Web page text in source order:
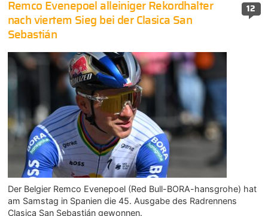
12
Remco Evenepoel alleiniger Rekordhalter
nach viertem Sieg bei der Clasica San
Sebastián
Der Belgier Remco Evenepoel (Red Bull-BORA-hansgrohe) hat
am Samstag in Spanien die 45. Ausgabe des Radrennens
Clasica San Sebastián gewonnen.